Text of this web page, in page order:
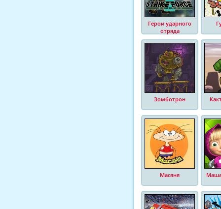
Герои ударного
отряда
Зомботрон
Масяня